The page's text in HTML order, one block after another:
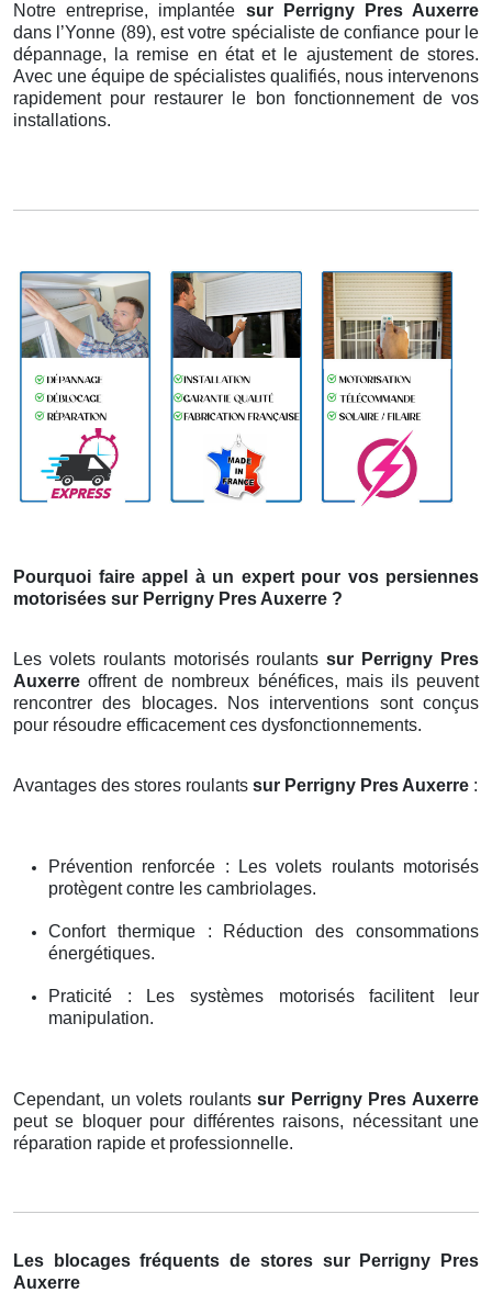
Notre entreprise, implantée sur Perrigny Pres Auxerre
dans l’Yonne (89), est votre spécialiste de confiance pour le
dépannage, la remise en état et le ajustement de stores.
Avec une équipe de spécialistes qualifiés, nous intervenons
rapidement pour restaurer le bon fonctionnement de vos
installations.
Pourquoi faire appel à un expert pour vos persiennes
motorisées sur Perrigny Pres Auxerre ?
Les volets roulants motorisés roulantssur Perrigny Pres
Auxerreoffrent de nombreux bénéfices, mais ils peuvent
rencontrer des blocages. Nos interventions sont conçus
pour résoudre efficacement ces dysfonctionnements.
Avantages des stores roulants sur Perrigny Pres Auxerre :
Prévention renforcée : Les volets roulants motorisés
protègent contre les cambriolages.
Confort thermique : Réduction des consommations
énergétiques.
Praticité : Les systèmes motorisés facilitent leur
manipulation.
Cependant, un volets roulantssur Perrigny Pres Auxerre
peut se bloquer pour différentes raisons, nécessitant une
réparation rapide et professionnelle.
Les blocages fréquents de stores sur Perrigny Pres
Auxerre